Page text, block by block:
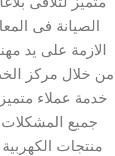
الصيانة فى
الازمة على يد
من خلال مركز
خدمة عملاء
جميع
منتجات